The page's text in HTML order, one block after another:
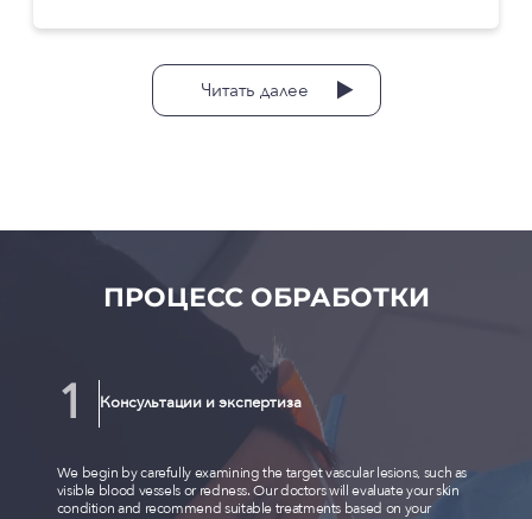
Читать далее
ПРОЦЕСС ОБРАБОТКИ
Консультации и экспертиза
We begin by carefully examining the target vascular lesions, such as
visible blood vessels or redness. Our doctors will evaluate your skin
condition and recommend suitable treatments based on your